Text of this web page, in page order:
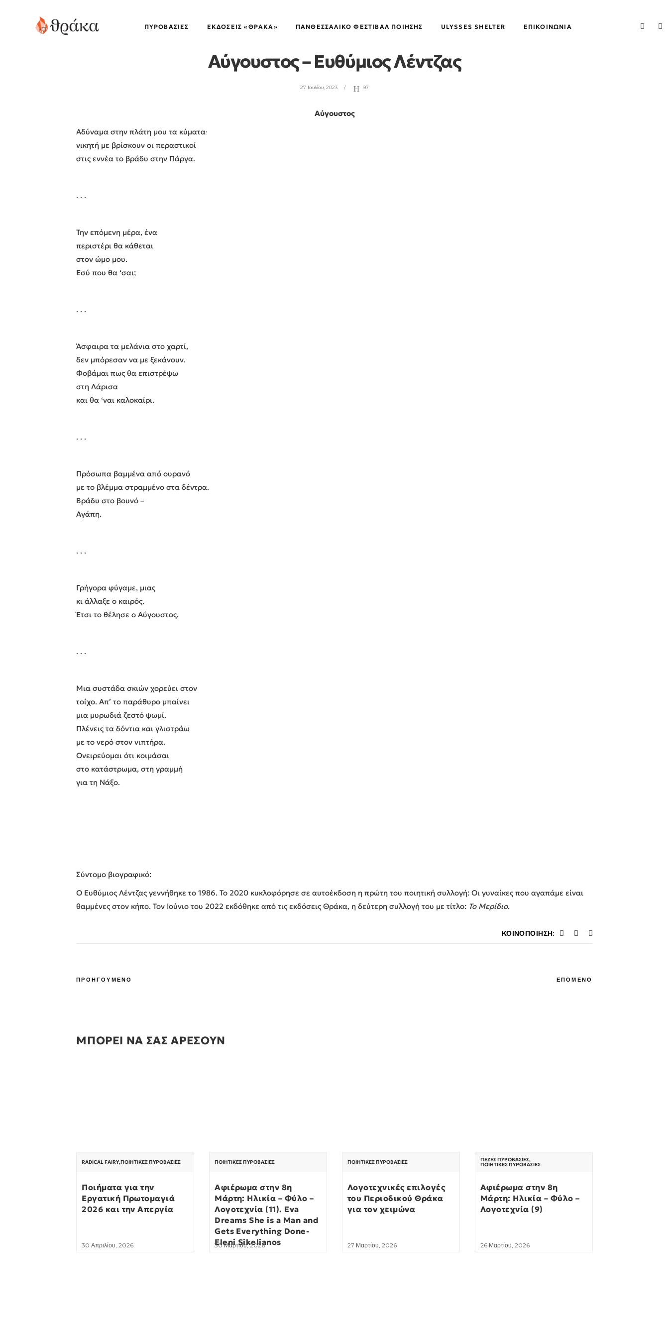
ΠΥΡΟΒΑΣΊΕΣ EΚΔΌΣΕΙΣ «ΘΡΑΚΑ» ΠΑΝΘΕΣΣΑΛΙΚΌ ΦΕΣΤΙΒΆΛ ΠΟΊΗΣΗΣ ULYSSES SHELTER ΕΠΙΚΟΙΝΩΝΊΑ
ΠΟΙΗΤΙΚΈΣ ΠΥΡΟΒΑΣΊΕΣ
Αύγουστος – Ευθύμιος Λέντζας
27 Ιουλίου, 2023 97
Αύγουστος
Αδύναμα στην πλάτη μου τα κύματα∙
νικητή με βρίσκουν οι περαστικοί
στις εννέα το βράδυ στην Πάργα.
. . .
Την επόμενη μέρα, ένα
περιστέρι θα κάθεται
στον ώμο μου.
Εσύ που θα ‘σαι;
. . .
Άσφαιρα τα μελάνια στο χαρτί,
δεν μπόρεσαν να με ξεκάνουν.
Φοβάμαι πως θα επιστρέψω
στη Λάρισα
και θα ‘ναι καλοκαίρι.
. . .
Πρόσωπα βαμμένα από ουρανό
με το βλέμμα στραμμένο στα δέντρα.
Βράδυ στο βουνό –
Αγάπη.
. . .
Γρήγορα φύγαμε, μιας
κι άλλαξε ο καιρός.
Έτσι το θέλησε ο Αύγουστος.
. . .
Μια συστάδα σκιών χορεύει στον
τοίχο. Απ’ το παράθυρο μπαίνει
μια μυρωδιά ζεστό ψωμί.
Πλένεις τα δόντια και γλιστράω
με το νερό στον νιπτήρα.
Ονειρεύομαι ότι κοιμάσαι
στο κατάστρωμα, στη γραμμή
για τη Νάξο.
Σύντομο βιογραφικό:
Ο Ευθύμιος Λέντζας γεννήθηκε το 1986. Το 2020 κυκλοφόρησε σε αυτοέκδοση η πρώτη του ποιητική συλλογή: Οι γυναίκες που αγαπάμε είναι
θαμμένες στον κήπο. Τον Ιούνιο του 2022 εκδόθηκε από τις εκδόσεις Θράκα, η δεύτερη συλλογή του με τίτλο: Το Μερίδιο.
ΚΟΙΝΟΠΟΊΗΣΗ:
ΠΡΟΗΓΟΥΜΕΝΟ ΕΠΟΜΕΝΟ
ΜΠΟΡΕΙ ΝΑ ΣΑΣ ΑΡΕΣΟΥΝ
RADICAL FAIRY,ΠΟΙΗΤΙΚΈΣ ΠΥΡΟΒΑΣΊΕΣ
Ποιήματα για την
Εργατική Πρωτομαγιά
2026 και την Απεργία
30 Απριλίου, 2026
ΠΟΙΗΤΙΚΈΣ ΠΥΡΟΒΑΣΊΕΣ
Αφιέρωμα στην 8η
Μάρτη: Ηλικία – Φύλο –
Λογοτεχνία (11). Eva
Dreams She is a Man and
Gets Everything Done-
Eleni Sikelianos
30 Μαρτίου, 2026
ΠΟΙΗΤΙΚΈΣ ΠΥΡΟΒΑΣΊΕΣ
Λογοτεχνικές επιλογές
του Περιοδικού Θράκα
για τον χειμώνα
27 Μαρτίου, 2026
ΠΕΖΈΣ ΠΥΡΟΒΑΣΊΕΣ,
ΠΟΙΗΤΙΚΈΣ ΠΥΡΟΒΑΣΊΕΣ
Αφιέρωμα στην 8η
Μάρτη: Ηλικία – Φύλο –
Λογοτεχνία (9)
26 Μαρτίου, 2026